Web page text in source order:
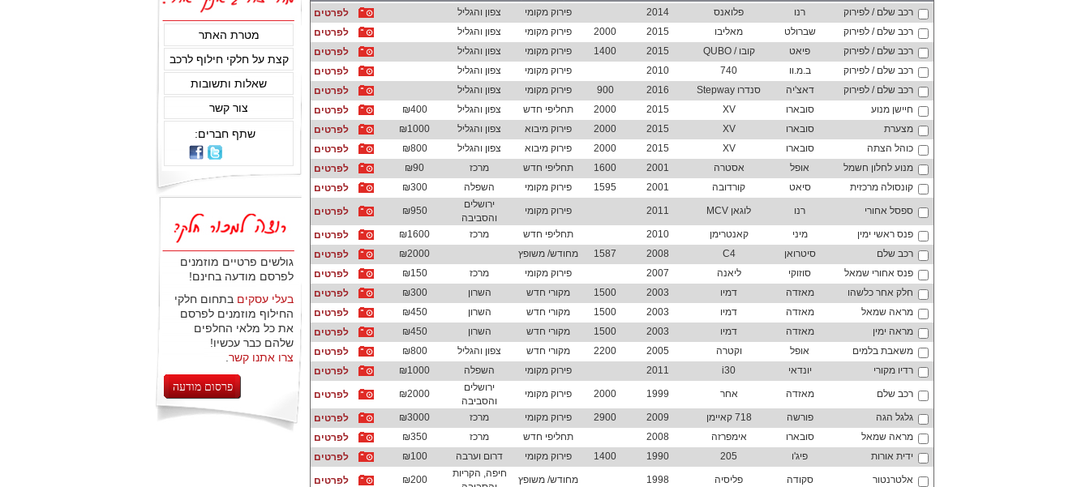
רכב שלם / לפירוק רנו פלואנס 2014 פירוק מקומי צפון והגליל
לפרטים
רכב שלם / לפירוק
שברולט מאליבו 2015
2000 פירוק מקומי צפון והגליל
לפרטים
רכב שלם / לפירוק
פיאט קובו / QUBO 2015
1400 פירוק מקומי צפון והגליל
לפרטים
רכב שלם / לפירוק
ב.מ.וו 740
2010 פירוק מקומי צפון והגליל
לפרטים
רכב שלם / לפירוק
דאצ'יה סנדרו Stepway 2016
900 פירוק מקומי צפון והגליל
לפרטים
חיישן מנוע
סובארו XV
2015
2000 תחליפי חדש צפון והגליל ₪400
לפרטים
מצערת
סובארו XV
2015
2000 פירוק מיבוא צפון והגליל ₪1000
לפרטים
כוהל הצתה
סובארו XV
2015
2000 פירוק מיבוא צפון והגליל ₪800
לפרטים
מנוע לחלון חשמל
אופל אסטרה 2001
1600 תחליפי חדש מרכז ₪90
לפרטים
קונסולה מרכזית
סיאט קורדובה 2001
1595 פירוק מקומי השפלה ₪300
לפרטים
ספסל אחורי
רנו לוגאן MCV 2011 פירוק מקומי
ירושלים
והסביבה
₪950
לפרטים
פנס ראשי ימין
מיני קאנטרימן 2010 תחליפי חדש מרכז ₪1600
לפרטים
רכב שלם
סיטרואן C4
2008
1587 מחודש/ משופץ ₪2000
לפרטים
פנס אחורי שמאל
סוזוקי ליאנה 2007 פירוק מקומי מרכז ₪150
לפרטים
חלק אחר כלשהו
מאזדה דמיו 2003
1500 מקורי חדש השרון ₪300
לפרטים
מראה שמאל
מאזדה דמיו 2003
1500 מקורי חדש השרון ₪450
לפרטים
מראה ימין
מאזדה דמיו 2003
1500 מקורי חדש השרון ₪450
לפרטים
משאבת בלמים
אופל וקטרה 2005
2200 מקורי חדש צפון והגליל ₪800
לפרטים
רדיו מקורי
יונדאי i30
2011 פירוק מקומי השפלה ₪1000
לפרטים
רכב שלם
מאזדה אחר 1999
2000 פירוק מקומי
ירושלים
והסביבה
₪2000
לפרטים
גלגל הגה
פורשה 718 קאיימן 2009
2900 פירוק מקומי מרכז ₪3000
לפרטים
מראה שמאל
סובארו אימפרזה 2008 תחליפי חדש מרכז ₪350
לפרטים
ידית אורות
פיג'ו 205
1990
1400 פירוק מקומי דרום וערבה ₪100
לפרטים
אלטרנטור
סקודה פליסיה 1998 מחודש/ משופץ
חיפה, הקריות
₪200 לפרטים
מטרת האתר
קצת על חלקי חילוף לרכב
שאלות ותשובות
צור קשר
שתף חברים:
גולשים פרטיים מוזמנים
לפרסם מודעה בחינם!
בעלי עסקים בתחום חלקי
החילוף מוזמנים לפרסם
את כל מלאי החלפים
שלהם כבר עכשיו!
צרו אתנו קשר
פרסום מודעה